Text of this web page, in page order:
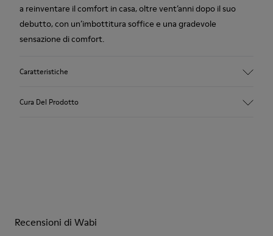
a reinventare il comfort in casa, oltre vent’anni dopo il suo
debutto, con un’imbottitura soffice e una gradevole
sensazione di comfort.
Caratteristiche
74% tessuto (90% lana - 10% poliestere) 26% poliestere
riciclato
Cura Del Prodotto
di scarpe, consulta la
Recensioni di Wabi